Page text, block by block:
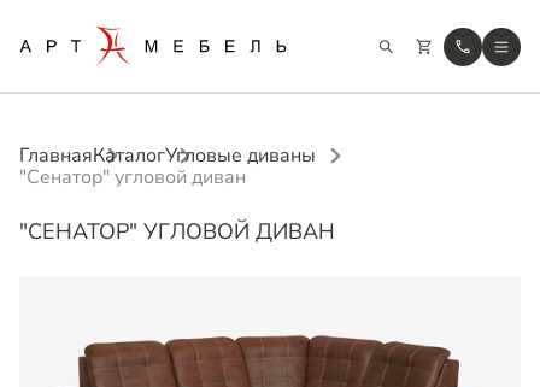
ГлавнаяКаталогУгловые диваны
"Сенатор" угловой диван
"СЕНАТОР" УГЛОВОЙ ДИВАН